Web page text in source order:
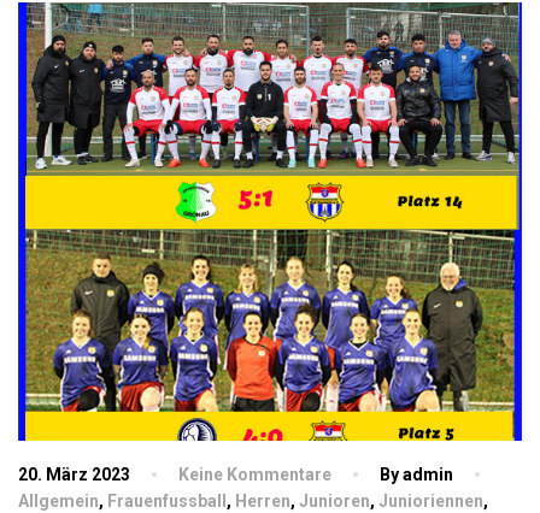
20. März 2023 Keine Kommentare
By admin
Allgemein, Frauenfussball , Herren, Junioren, Junioriennen,